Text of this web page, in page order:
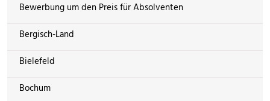
Bewerbung um den Preis für Absolventen
Bergisch-Land
Bielefeld
Bochum